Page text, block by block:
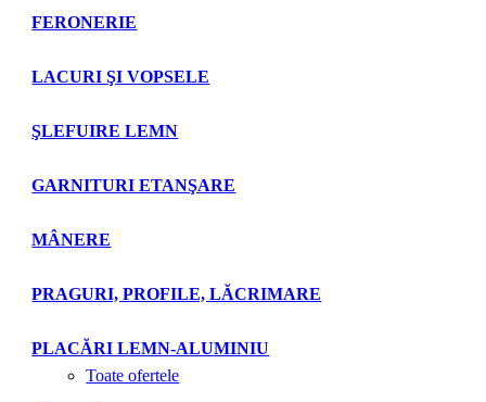
FERONERIE
LACURI ŞI VOPSELE
ŞLEFUIRE LEMN
GARNITURI ETANŞARE
MÂNERE
PRAGURI, PROFILE, LĂCRIMARE
PLACĂRI LEMN-ALUMINIU
Toate ofertele